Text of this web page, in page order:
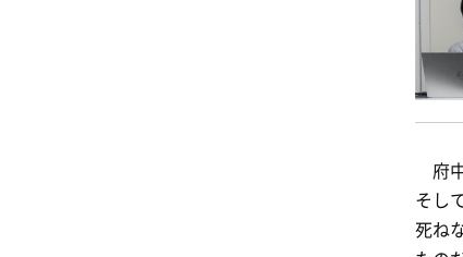
府
そし
死ね